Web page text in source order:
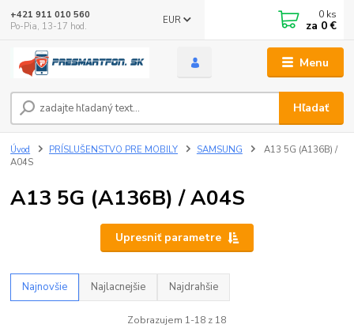
Menu
EUR
Hľadať
+421 911 010 560
Po-Pia, 13-17 hod.
0 ks
za 0 €
Úvod PRÍSLUŠENSTVO PRE MOBILY SAMSUNG
A13 5G (A136B) /
A04S
A13 5G (A136B) / A04S
Upresniť parametre
Najnovšie Najlacnejšie Najdrahšie
Zobrazujem 1-18 z 18